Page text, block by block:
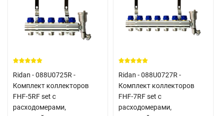
Ridan - 088U0725R -
Комплект коллекторов
FHF-5RF set с
расходомерами,
Ridan - 088U0727R -
Комплект коллекторов
FHF-7RF set с
расходомерами,